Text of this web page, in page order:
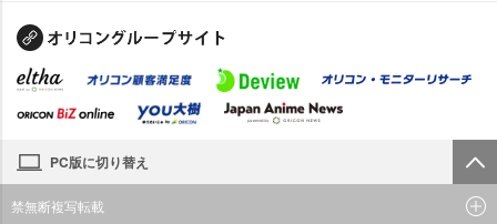
PC版に切り替え
禁無断複写転載